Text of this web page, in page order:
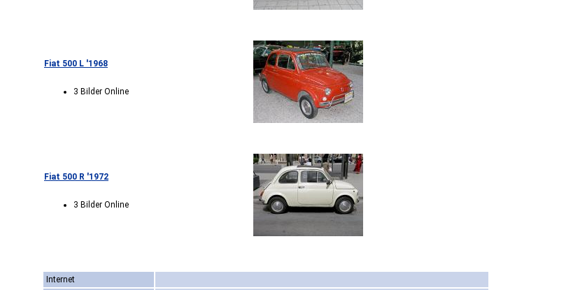
Fiat 500 L '1968
3 Bilder Online
Fiat 500 R '1972
3 Bilder Online
Internet